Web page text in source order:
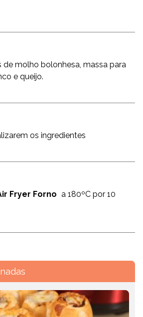
de molho bolonhesa, massa para
e queijo.
os ingredientes
Fryer Forno a 180ºC por 10